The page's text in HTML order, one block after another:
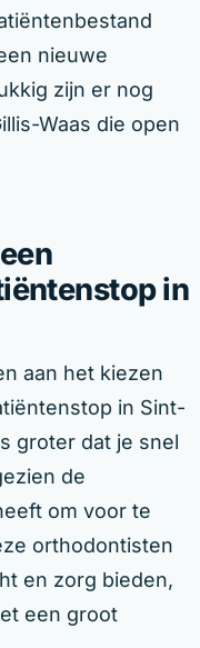
nieuwe
zijn er nog
Waas die open
in
aan het kiezen
in Sint-
groter dat je snel
de
om voor te
orthodontisten
en zorg bieden,
een groot